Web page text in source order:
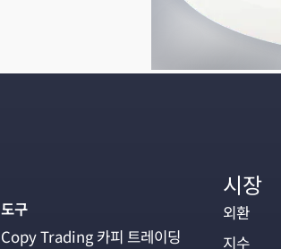
도구
Copy Trading 카피 트레이딩
시장
외환
지수